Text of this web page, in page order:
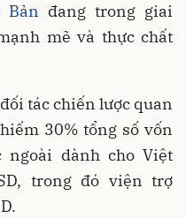
Bản đang trong giai
mẽ và thực chất
tác chiến lược quan
30% tổng số vốn
dành cho Việt
trong đó viện trợ